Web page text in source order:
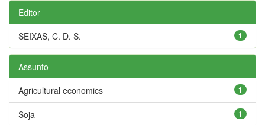
Editor
1
SEIXAS, C. D. S.
Assunto
1
Agricultural economics
1
Soja